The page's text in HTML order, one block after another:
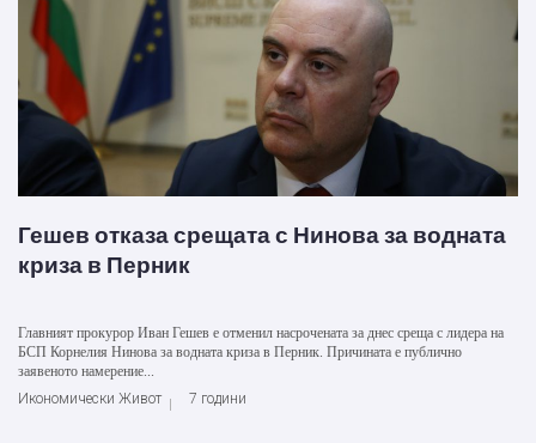
Гешев отказа срещата с Нинова за водната
криза в Перник
Главният прокурор Иван Гешев е отменил насрочената за днес среща с лидера на
БСП Корнелия Нинова за водната криза в Перник. Причината е публично
заявеното намерение...
Икономически Живот
7 години